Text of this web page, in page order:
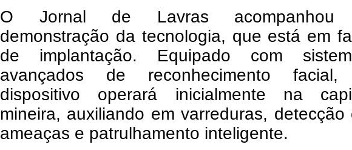
O Jornal de Lavras
demonstração da tecnologia, que está em
de implantação. Equipado com
avançados de reconhecimento
dispositivo operará inicialmente na
mineira, auxiliando em varreduras, detecção
ameaças e patrulhamento inteligente.